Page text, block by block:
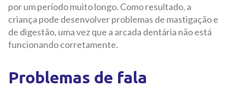
por um período muito longo. Como resultado, a
criança pode desenvolver problemas de mastigação e
de digestão, uma vez que a arcada dentária não está
funcionando corretamente.
Problemas de fala